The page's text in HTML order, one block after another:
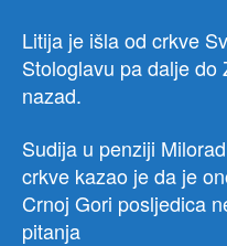
Litija je išla od crkve
Stologlavu pa dalje do
nazad.
Sudija u penziji
crkve kazao je da je
Crnoj Gori posljedica
pitanja